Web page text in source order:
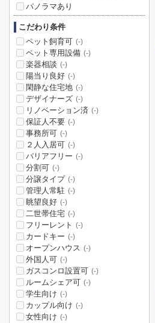
パノラマあり
こだわり条件
ペット飼育可 (-)
ペット専用設備 (-)
楽器相談 (-)
陽当り良好 (-)
閑静な住宅地 (-)
デザイナーズ (-)
リノベーション済 (-)
保証人不要 (-)
事務所可 (-)
２人入居可 (-)
バリアフリー (-)
分割可 (-)
分譲タイプ (-)
管理人常駐 (-)
眺望良好 (-)
二世帯住宅 (-)
フリーレント (-)
カードキー (-)
オープンハウス (-)
外国人可 (-)
ガスコンロ設置可 (-)
ルームシェア可 (-)
学生向け (-)
カップル向け (-)
女性向け (-)